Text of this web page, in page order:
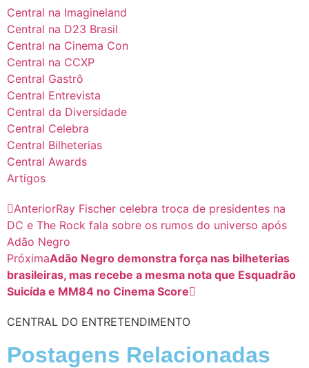
Central na Imagineland
Central na D23 Brasil
Central na Cinema Con
Central na CCXP
Central Gastrô
Central Entrevista
Central da Diversidade
Central Celebra
Central Bilheterias
Central Awards
Artigos
AnteriorRay Fischer celebra troca de presidentes na
DC e The Rock fala sobre os rumos do universo após
Adão Negro
PróximaAdão Negro demonstra força nas bilheterias
brasileiras, mas recebe a mesma nota que Esquadrão
Suicída e MM84 no Cinema Score
CENTRAL DO ENTRETENDIMENTO
Postagens Relacionadas